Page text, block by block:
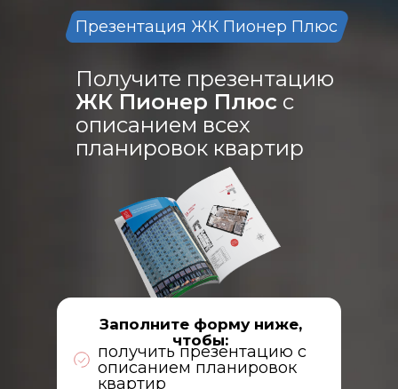
Получите презентацию
ЖК Пионер Плюс с
описанием всех
планировок квартир
Презентация ЖК Пионер Плюс
Заполните форму ниже,
чтобы:
получить презентацию с
описанием планировок
квартир